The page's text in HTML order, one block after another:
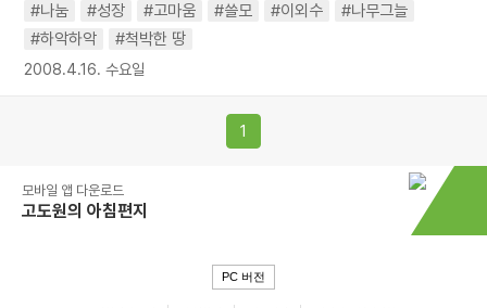
#나눔 #성장 #고마움 #쓸모 #이외수
#나무그늘
#하악하악
#척박한 땅
2008.4.16. 수요일
1
모바일 앱 다운로드
고도원의 아침편지
PC 버전